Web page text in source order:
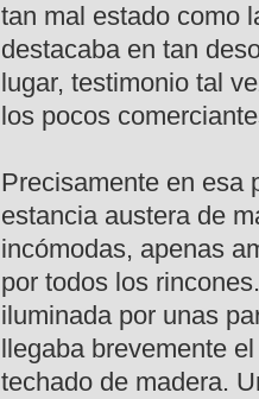
tan mal estado como
destacaba en tan
lugar, testimonio tal
los pocos
Precisamente en esa
estancia austera de
incómodas, apenas
por todos los
iluminada por unas
llegaba brevemente
techado de madera.